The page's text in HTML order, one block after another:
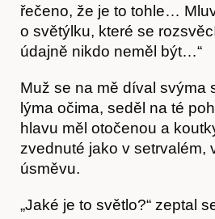
řečeno, že je to tohle…
o světýlku, které se
údajně nikdo neměl být…“
Muž se na mě díval svýma
lýma očima, seděl na té
hlavu měl otočenou a
zvednuté jako v setrvalém,
úsměvu.
„Jaké je to světlo?“ zeptal